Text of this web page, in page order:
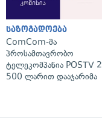
საზოგადოება
ComCom-მა
პროსამთავრობო
ტელეკომპანია POSTV 2
500 ლარით დააჯარიმა